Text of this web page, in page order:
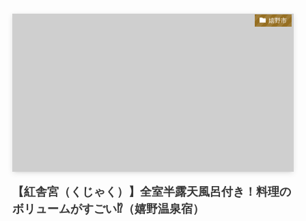
嬉野市
【紅舎宮（くじゃく）】全室半露天風呂付き！料理の
ボリュームがすごい⁉（嬉野温泉宿）